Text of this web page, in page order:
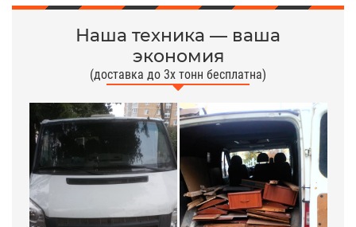
Наша техника — ваша
экономия
(доставка до 3х тонн бесплатна)